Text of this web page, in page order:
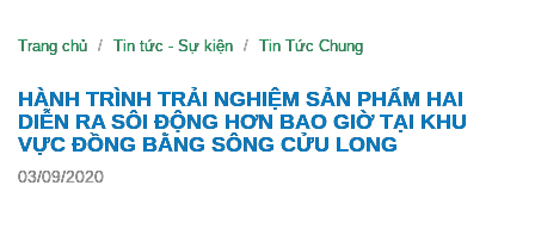
Trang chủ Tin tức - Sự kiện Tin Tức Chung
HÀNH TRÌNH TRẢI NGHIỆM SẢN PHẨM HAI
DIỄN RA SÔI ĐỘNG HƠN BAO GIỜ TẠI KHU
VỰC ĐỒNG BẰNG SÔNG CỬU LONG
03/09/2020